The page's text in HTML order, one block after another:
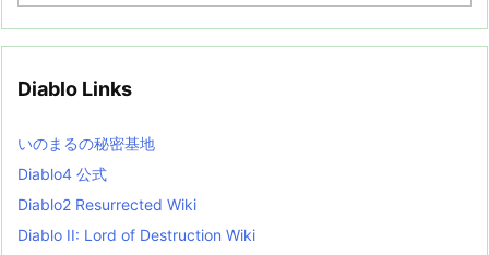
e
i
s
t
Diablo Links
いのまるの秘密基地
Diablo4 公式
Diablo2 Resurrected Wiki
Diablo II: Lord of Destruction Wiki